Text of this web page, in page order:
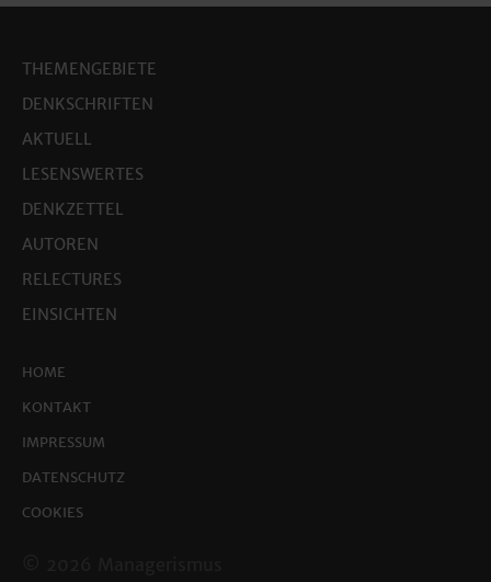
THEMENGEBIETE
DENKSCHRIFTEN
AKTUELL
LESENSWERTES
DENKZETTEL
AUTOREN
RELECTURES
EINSICHTEN
HOME
KONTAKT
IMPRESSUM
DATENSCHUTZ
COOKIES